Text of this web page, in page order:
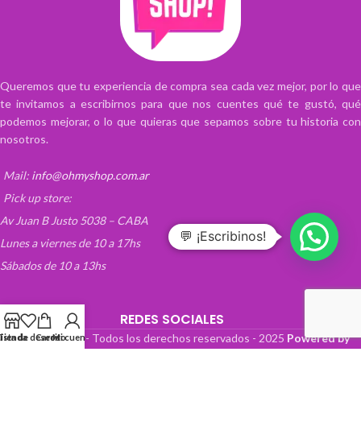
Queremos que tu experiencia de compra sea cada vez mejor, por lo que
te invitamos a escribirnos para que nos cuentes qué te gustó, qué
podemos mejorar, o lo que quieras que sepamos sobre tu historia con
nosotros.
Mail: info@ohmyshop.com.ar
Pick up store:
Av Juan B Justo 5038 – CABA
Lunes a viernes de 10 a 17hs
Sábados de 10 a 13hs
REDES SOCIALES
OhMyTienda! - Todos los derechos reservados - 2025 Powered by
de deseos
CarritoMi cuenta
💬 ¡Escribinos!